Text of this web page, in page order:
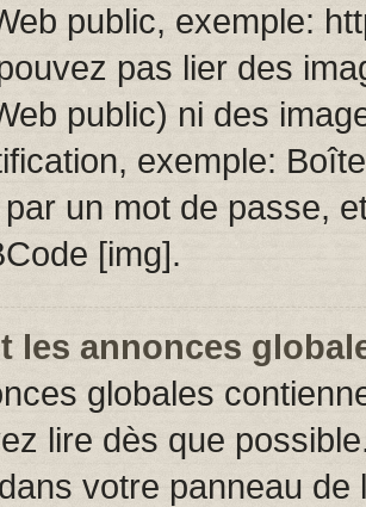
public, exemple:
pas lier des
public) ni des
exemple:
un mot de passe,
[img].
les annonces
globales
lire dès que
votre panneau de